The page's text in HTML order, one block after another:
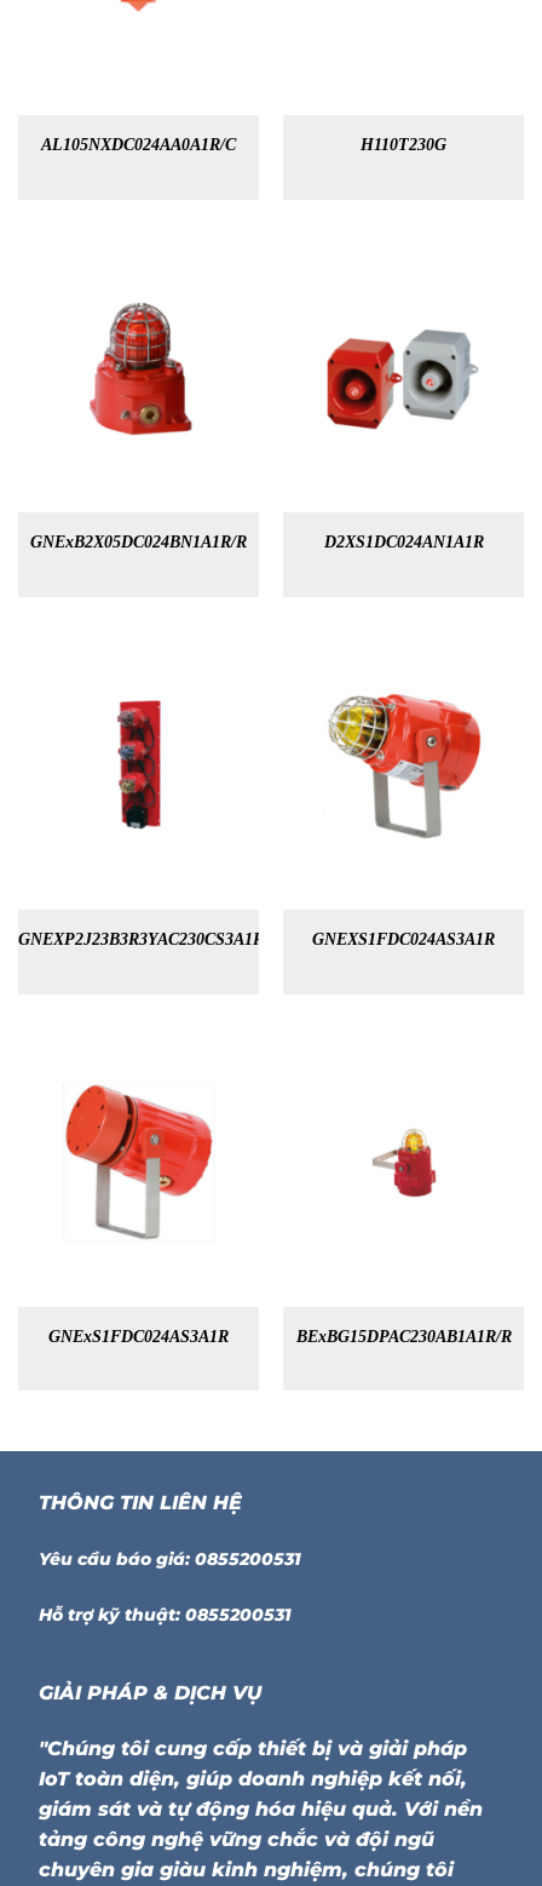
AL105NXDC024AA0A1R/C H110T230G
GNExB2X05DC024BN1A1R/R D2XS1DC024AN1A1R
GNEXP2J23B3R3YAC230CS3A1R GNEXS1FDC024AS3A1R
GNExS1FDC024AS3A1R BExBG15DPAC230AB1A1R/R
THÔNG TIN LIÊN HỆ
Yêu cầu báo giá: 0855200531
Hỗ trợ kỹ thuật: 0855200531
GIẢI PHÁP & DỊCH VỤ
"Chúng tôi cung cấp thiết bị và giải pháp
IoT toàn diện, giúp doanh nghiệp kết nối,
giám sát và tự động hóa hiệu quả. Với nền
tảng công nghệ vững chắc và đội ngũ
chuyên gia giàu kinh nghiệm, chúng tôi